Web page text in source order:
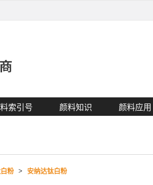
索引号 颜料知识 颜料应用
粉 > 安纳达钛白粉